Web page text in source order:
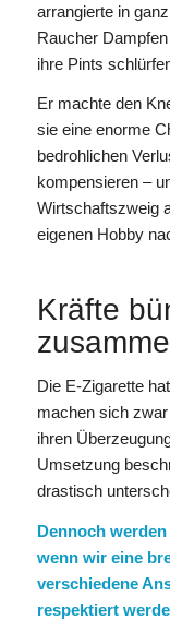
arrangierte in
Raucher
ihre Pints
Er machte den
sie eine enorme
bedrohlichen
kompensieren –
Wirtschaftszweig
eigenen Hobby
Kräfte
Die E-Zigarette
machen sich
ihren
Umsetzung
drastisch
Dennoch
wenn wir eine
verschiedene
respektiert